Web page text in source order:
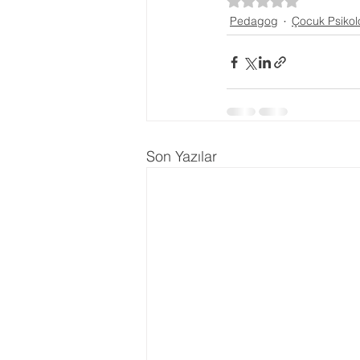
Ergenlik Danışmanlığı PDR
Evlilik Terapisi
Pedagog
Çocuk
Son Yazılar